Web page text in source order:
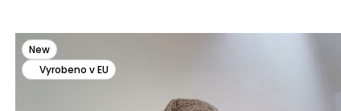
New
Vyrobeno v EU